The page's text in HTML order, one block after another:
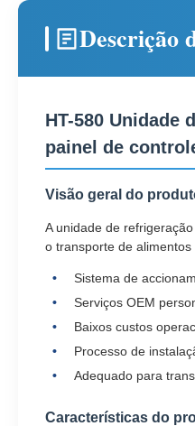
Descrição
HT-580 Unidade
painel de
Visão geral do
A unidade de
o transporte de
Sistema de
Serviços OEM
Baixos custos
Processo de
Adequado para
Características do